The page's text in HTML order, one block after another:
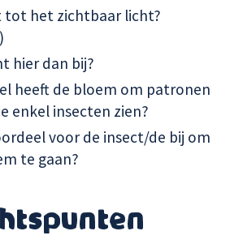
tot het zichtbaar licht?
hier dan bij?
heeft de bloem om patronen
enkel insecten zien?
voor de insect/de bij om
te gaan?